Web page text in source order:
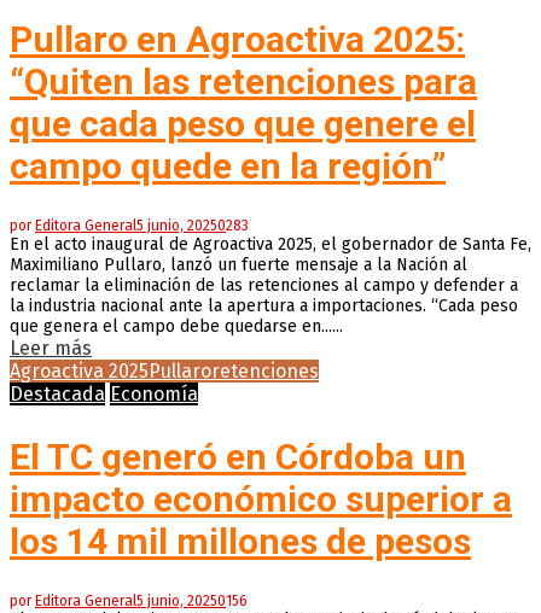
Pullaro en Agroactiva 2025:
“Quiten las retenciones para
que cada peso que genere el
campo quede en la región”
por Editora General5 junio, 20250283
En el acto inaugural de Agroactiva 2025, el gobernador de Santa Fe,
Maximiliano Pullaro, lanzó un fuerte mensaje a la Nación al
reclamar la eliminación de las retenciones al campo y defender a
la industria nacional ante la apertura a importaciones. “Cada peso
que genera el campo debe quedarse en......
Leer más
Agroactiva 2025 Pullaroretenciones
Destacada Economía
El TC generó en Córdoba un
impacto económico superior a
los 14 mil millones de pesos
por Editora General5 junio, 20250156